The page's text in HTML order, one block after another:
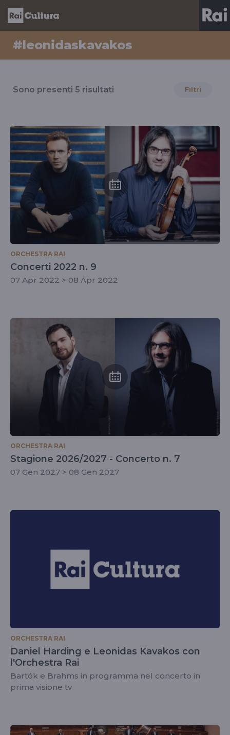
#leonidaskavakos
il
#leonidaskavakos
Sono presenti 5 risultati Filtri
ORCHESTRA RAI
Concerti 2022 n. 9
07 Apr 2022 > 08 Apr 2022
ORCHESTRA RAI
Stagione 2026/2027 - Concerto n. 7
07 Gen 2027 > 08 Gen 2027
ORCHESTRA RAI
Daniel Harding e Leonidas Kavakos con
l'Orchestra Rai
Bartók e Brahms in programma nel concerto in
prima visione tv